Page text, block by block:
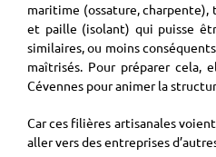
maritime (ossature,
et paille (isolant) qui puisse
similaires, ou moins
maîtrisés. Pour préparer cela,
Cévennes pour animer la
Car ces filières artisanales
aller vers des entreprises